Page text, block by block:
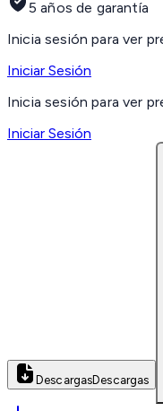
5 años de garantía
Inicia sesión para ver
Iniciar Sesión
Inicia sesión para ver
Iniciar Sesión
DescargasDescargas